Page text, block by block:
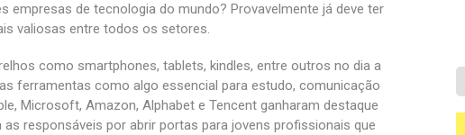
empresas de tecnologia do mundo? Provavelmente já deve ter
valiosas entre todos os setores.
como smartphones, tablets, kindles, entre outros no dia a
ferramentas como algo essencial para estudo, comunicação
Microsoft, Amazon, Alphabet e Tencent ganharam destaque
responsáveis por abrir portas para jovens profissionais que